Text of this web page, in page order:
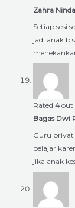
Zahra Ninda
Setiap sesi
jadi anak
Rated 4 out
Bagas Dwi
Guru privat
belajar
jika anak